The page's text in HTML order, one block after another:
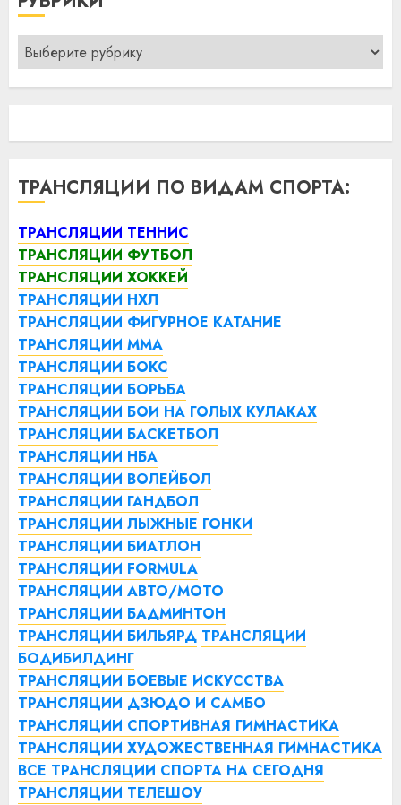
Рубрики
ТРАНСЛЯЦИИ ПО ВИДАМ СПОРТА:
ТРАНСЛЯЦИИ ТЕННИС
ТРАНСЛЯЦИИ ФУТБОЛ
ТРАНСЛЯЦИИ ХОККЕЙ
ТРАНСЛЯЦИИ НХЛ
ТРАНСЛЯЦИИ ФИГУРНОЕ КАТАНИЕ
ТРАНСЛЯЦИИ ММА
ТРАНСЛЯЦИИ БОКС
ТРАНСЛЯЦИИ БОРЬБА
ТРАНСЛЯЦИИ БОИ НА ГОЛЫХ КУЛАКАХ
ТРАНСЛЯЦИИ БАСКЕТБОЛ
ТРАНСЛЯЦИИ НБА
ТРАНСЛЯЦИИ ВОЛЕЙБОЛ
ТРАНСЛЯЦИИ ГАНДБОЛ
ТРАНСЛЯЦИИ ЛЫЖНЫЕ ГОНКИ
ТРАНСЛЯЦИИ БИАТЛОН
ТРАНСЛЯЦИИ FORMULA
ТРАНСЛЯЦИИ АВТО/МОТО
ТРАНСЛЯЦИИ БАДМИНТОН
ТРАНСЛЯЦИИ БИЛЬЯРД ТРАНСЛЯЦИИ
БОДИБИЛДИНГ
ТРАНСЛЯЦИИ БОЕВЫЕ ИСКУССТВА
ТРАНСЛЯЦИИ ДЗЮДО И САМБО
ТРАНСЛЯЦИИ СПОРТИВНАЯ ГИМНАСТИКА
ТРАНСЛЯЦИИ ХУДОЖЕСТВЕННАЯ ГИМНАСТИКА
ВСЕ ТРАНСЛЯЦИИ СПОРТА НА СЕГОДНЯ
ТРАНСЛЯЦИИ ТЕЛЕШОУ